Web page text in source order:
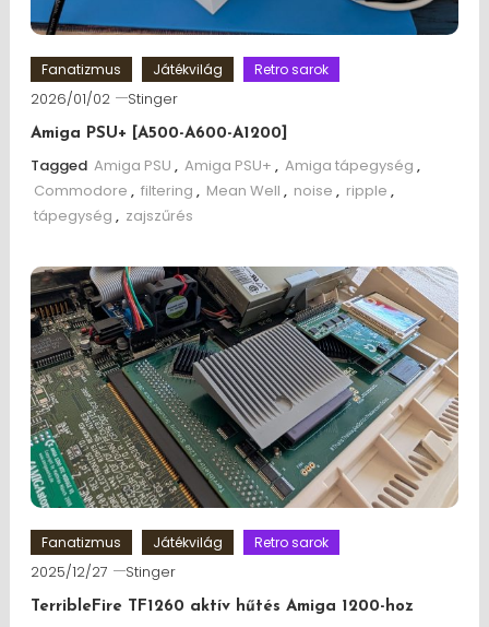
Fanatizmus Játékvilág Retro sarok
2026/01/02 Stinger
Amiga PSU+ [A500-A600-A1200]
Tagged Amiga PSU , Amiga PSU+ , Amiga tápegység ,
Commodore , filtering , Mean Well , noise , ripple ,
tápegység , zajszűrés
Fanatizmus Játékvilág Retro sarok
2025/12/27 Stinger
TerribleFire TF1260 aktív hűtés Amiga 1200-hoz